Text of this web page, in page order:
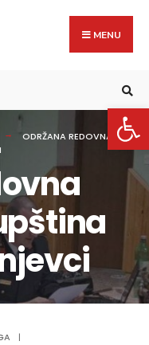
MENU
ODRŽANA REDOVNA
|